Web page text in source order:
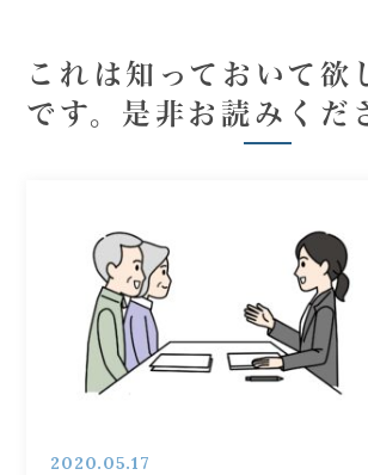
これは知っておいて欲
です。是非お読みくだ
2020.05.17